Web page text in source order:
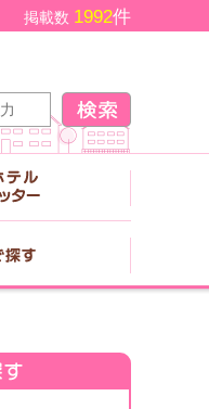
掲載数 1992件